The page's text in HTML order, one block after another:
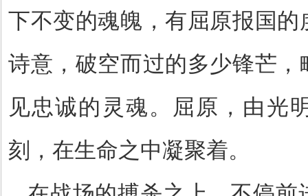
下不变的魂魄，有屈原报国
诗意，破空而过的多少锋芒
见忠诚的灵魂。屈原，由光
刻，在生命之中凝聚着。